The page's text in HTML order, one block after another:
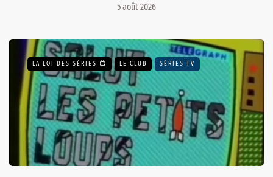
5 août 2026
LA LOI DES SÉRIES 📺 LE CLUB SÉRIES TV